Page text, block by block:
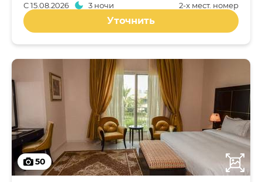
2-x мест. номер
С15.08.2026 3 ночи
Уточнить
50